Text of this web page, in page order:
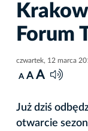
Forum
czwartek, 12 marca
A A A
Już dziś
otwarcie